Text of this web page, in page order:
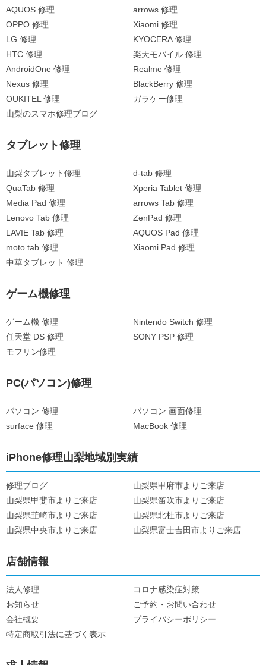
AQUOS 修理
arrows 修理
OPPO 修理
Xiaomi 修理
LG 修理
KYOCERA 修理
HTC 修理
楽天モバイル 修理
AndroidOne 修理
Realme 修理
Nexus 修理
BlackBerry 修理
OUKITEL 修理
ガラケー修理
山梨のスマホ修理ブログ
タブレット修理
山梨タブレット修理
d-tab 修理
QuaTab 修理
Xperia Tablet 修理
Media Pad 修理
arrows Tab 修理
Lenovo Tab 修理
ZenPad 修理
LAVIE Tab 修理
AQUOS Pad 修理
moto tab 修理
Xiaomi Pad 修理
中華タブレット 修理
ゲーム機修理
ゲーム機 修理
Nintendo Switch 修理
任天堂 DS 修理
SONY PSP 修理
モフリン修理
PC(パソコン)修理
パソコン 修理
パソコン 画面修理
surface 修理
MacBook 修理
iPhone修理山梨地域別実績
修理ブログ
山梨県甲府市よりご来店
山梨県甲斐市よりご来店
山梨県笛吹市よりご来店
山梨県韮崎市よりご来店
山梨県北杜市よりご来店
山梨県中央市よりご来店
山梨県富士吉田市よりご来店
店舗情報
法人修理
コロナ感染症対策
お知らせ
ご予約・お問い合わせ
会社概要
プライバシーポリシー
特定商取引法に基づく表示